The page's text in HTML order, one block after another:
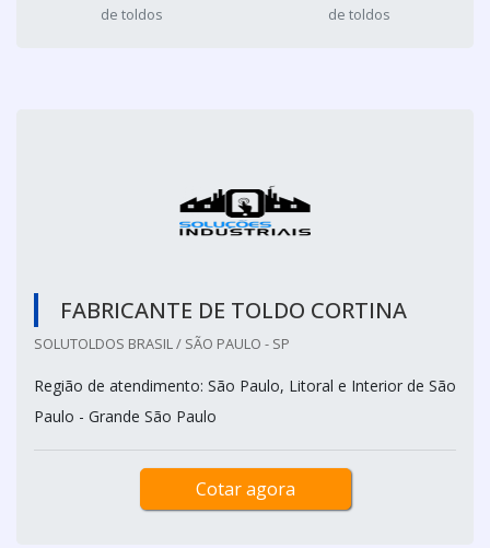
de toldos
de toldos
FABRICANTE DE TOLDO CORTINA
SOLUTOLDOS BRASIL / SÃO PAULO - SP
Região de atendimento: São Paulo, Litoral e Interior de São
Paulo - Grande São Paulo
Cotar agora